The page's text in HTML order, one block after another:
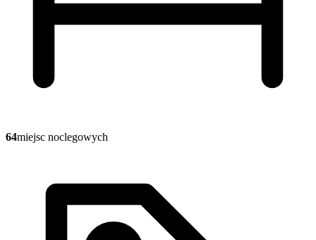
64miejsc noclegowych